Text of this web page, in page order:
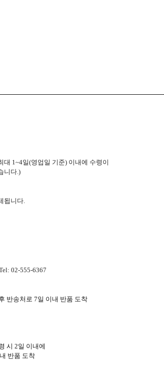
1~4일(영업일 기준) 이내에 수령이
니다.)
됩니다.
02-555-6367
반송처로 7일 이내 반품 도착
시 2일 이내에
반품 도착